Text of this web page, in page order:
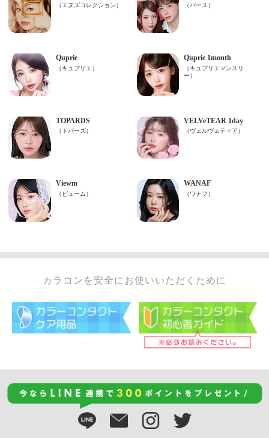
カラコンを安全にお使いいただくために